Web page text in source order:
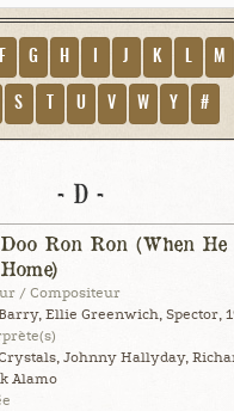
F G H J K M
S U V W Y #
- D -
Ron Ron (When He
/ Compositeur
Ellie Greenwich, Spector,
Johnny Hallyday,
Alamo